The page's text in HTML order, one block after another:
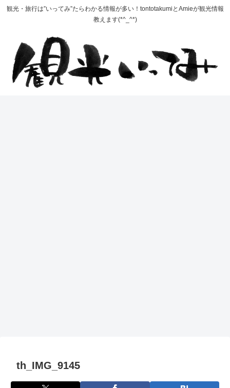
観光・旅行は”いってみ”たらわかる情報が多い！tontotakumiとAmieが観光情報
教えます(*^_^*)
th_IMG_9145